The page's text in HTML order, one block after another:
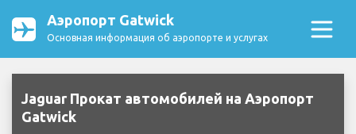
Аэропорт Gatwick
Основная информация об аэропорте и услугах
Jaguar Прокат автомобилей на Аэропорт
Gatwick